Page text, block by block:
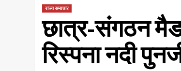
राज्य समाचार
छात्र-संगठन
रिस्पना नदी